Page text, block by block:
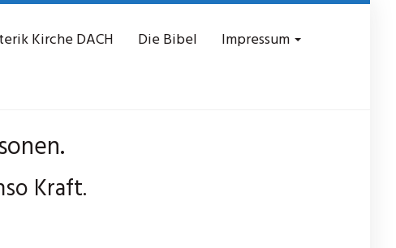
Kirche DACH Die Bibel Impressum
Kraft.